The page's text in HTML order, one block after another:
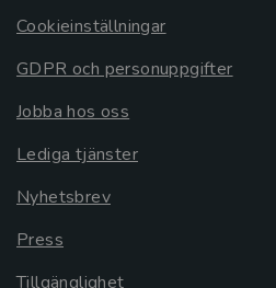
Cookieinställningar
GDPR och personuppgifter
Jobba hos oss
Lediga tjänster
Nyhetsbrev
Press
Tillgänglighet